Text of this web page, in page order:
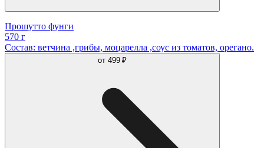
Прошутто фунги
570 г
Состав: ветчина ,грибы, моцарелла ,соус из томатов, орегано.
от 499 ₽